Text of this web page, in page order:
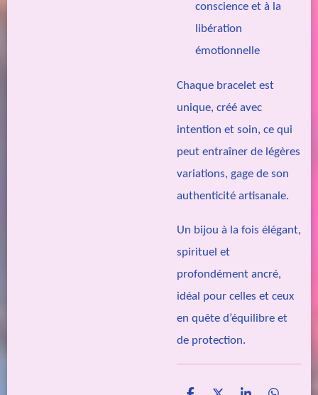
conscience et à la
libération
émotionnelle
Chaque bracelet est
unique, créé avec
intention et soin, ce qui
peut entraîner de légères
variations, gage de son
authenticité artisanale.
Un bijou à la fois élégant,
spirituel et
profondément ancré,
idéal pour celles et ceux
en quête d’équilibre et
de protection.